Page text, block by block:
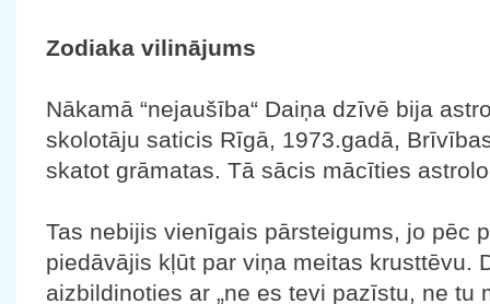
Zodiaka vilinājums
Nākamā “nejaušība“ Daiņa dzīvē bija
skolotāju saticis Rīgā, 1973.gadā,
skatot grāmatas. Tā sācis mācīties
Tas nebijis vienīgais pārsteigums, jo pēc
piedāvājis kļūt par viņa meitas krusttēvu.
aizbildinoties ar „ne es tevi pazīstu, ne tu